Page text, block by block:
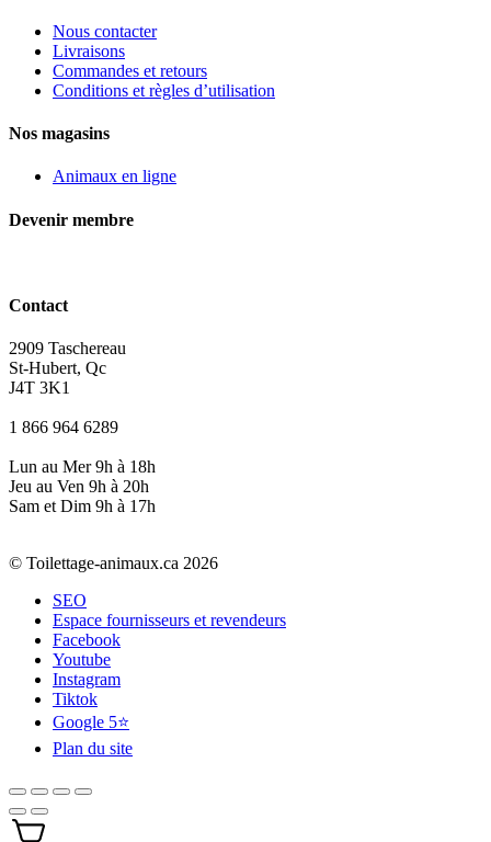
Nous contacter
Livraisons
Commandes et retours
Conditions et règles d’utilisation
Nos magasins
Animaux en ligne
Devenir membre
Contact
2909 Taschereau
St-Hubert, Qc
J4T 3K1
1 866 964 6289
Lun au Mer 9h à 18h
Jeu au Ven 9h à 20h
Sam et Dim 9h à 17h
© Toilettage-animaux.ca 2026
SEO
Espace fournisseurs et revendeurs
Facebook
Youtube
Instagram
Tiktok
Google 5⭐
Plan du site